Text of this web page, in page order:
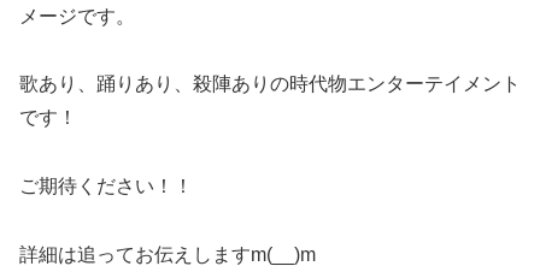
メージです。
歌あり、踊りあり、殺陣ありの時代物エンターテイメント
です！
ご期待ください！！
詳細は追ってお伝えしますm(__)m